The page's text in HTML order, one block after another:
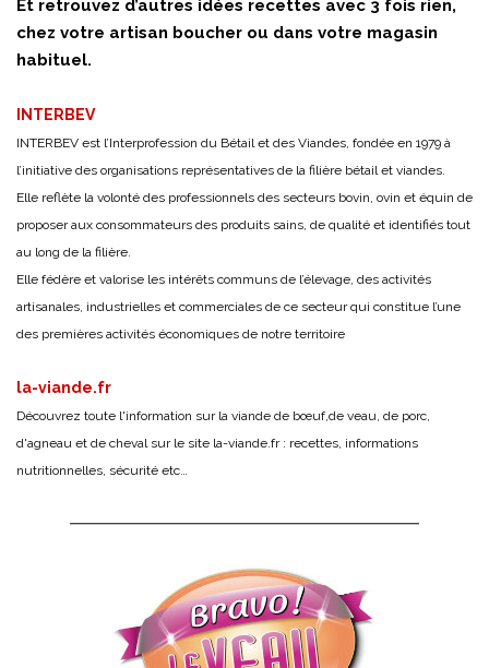
Et retrouvez d’autres idées recettes avec 3 fois rien,
chez votre artisan boucher ou dans votre magasin
habituel.
INTERBEV
INTERBEV est l’Interprofession du Bétail et des Viandes, fondée en 1979 à
l’initiative des organisations représentatives de la filière bétail et viandes.
Elle reflète la volonté des professionnels des secteurs bovin, ovin et équin de
proposer aux consommateurs des produits sains, de qualité et identifiés tout
au long de la filière.
Elle fédère et valorise les intérêts communs de l’élevage, des activités
artisanales, industrielles et commerciales de ce secteur qui constitue l’une
des premières activités économiques de notre territoire
la-viande.fr
Découvrez toute l'information sur la viande de bœuf,de veau, de porc,
d'agneau et de cheval sur le site la-viande.fr: recettes, informations
nutritionnelles, sécurité etc…